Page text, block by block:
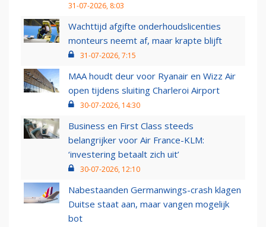
31-07-2026, 8:03
Wachttijd afgifte onderhoudslicenties
monteurs neemt af, maar krapte blijft
31-07-2026, 7:15
MAA houdt deur voor Ryanair en Wizz Air
open tijdens sluiting Charleroi Airport
30-07-2026, 14:30
Business en First Class steeds
belangrijker voor Air France-KLM:
‘investering betaalt zich uit’
30-07-2026, 12:10
Nabestaanden Germanwings-crash klagen
Duitse staat aan, maar vangen mogelijk
bot